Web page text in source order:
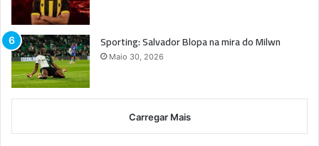
Sporting: Salvador Blopa na mira do Milwn
Maio 30, 2026
Carregar Mais